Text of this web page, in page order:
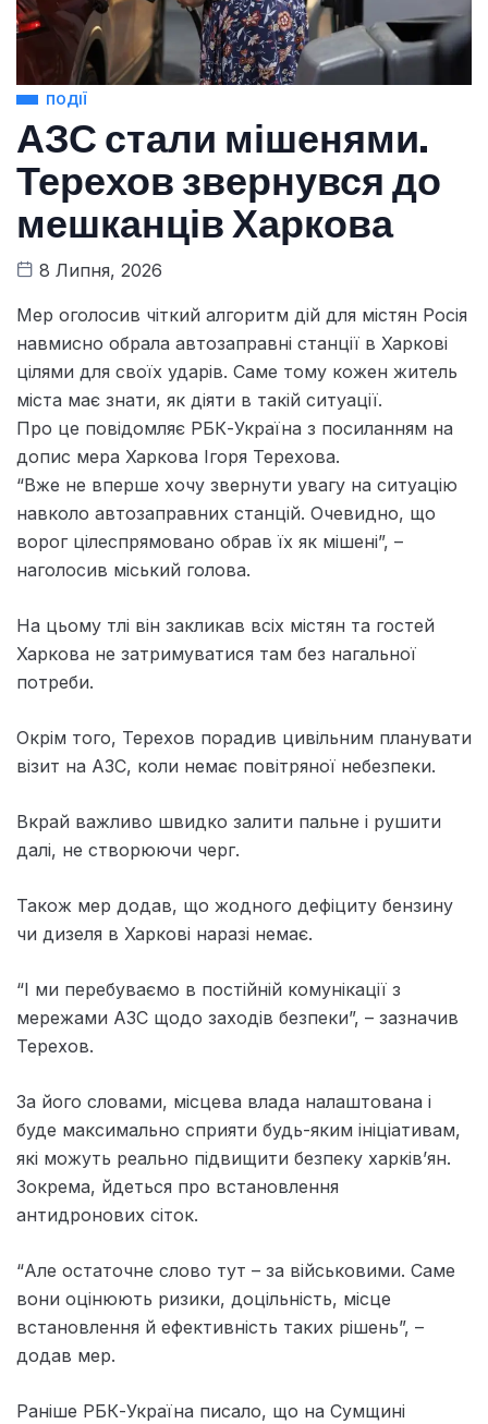
ПОДІЇ
АЗС стали мішенями.
Терехов звернувся до
мешканців Харкова
8 Липня, 2026
Мер оголосив чіткий алгоритм дій для містян Росія
навмисно обрала автозаправні станції в Харкові
цілями для своїх ударів. Саме тому кожен житель
міста має знати, як діяти в такій ситуації.
Про це повідомляє РБК-Україна з посиланням на
допис мера Харкова Ігоря Терехова.
“Вже не вперше хочу звернути увагу на ситуацію
навколо автозаправних станцій. Очевидно, що
ворог цілеспрямовано обрав їх як мішені”, –
наголосив міський голова.
На цьому тлі він закликав всіх містян та гостей
Харкова не затримуватися там без нагальної
потреби.
Окрім того, Терехов порадив цивільним планувати
візит на АЗС, коли немає повітряної небезпеки.
Вкрай важливо швидко залити пальне і рушити
далі, не створюючи черг.
Також мер додав, що жодного дефіциту бензину
чи дизеля в Харкові наразі немає.
“І ми перебуваємо в постійній комунікації з
мережами АЗС щодо заходів безпеки”, – зазначив
Терехов.
За його словами, місцева влада налаштована і
буде максимально сприяти будь-яким ініціативам,
які можуть реально підвищити безпеку харківʼян.
Зокрема, йдеться про встановлення
антидронових сіток.
“Але остаточне слово тут – за військовими. Саме
вони оцінюють ризики, доцільність, місце
встановлення й ефективність таких рішень”, –
додав мер.
Раніше РБК-Україна писало, що на Сумщині